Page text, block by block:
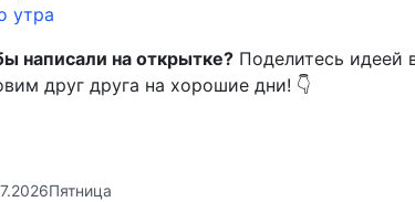
утра
написали на открытке? Поделитесь идеей
друг друга на хорошие дни! 👇
Пятница